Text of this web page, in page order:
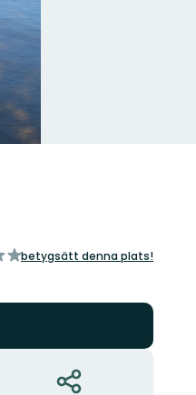
betygsätt denna plats!